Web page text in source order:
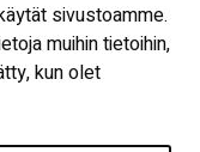
sivustoamme.
muihin tietoihin,
kun olet